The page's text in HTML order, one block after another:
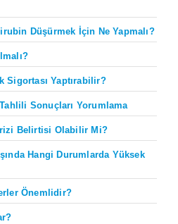
Düşürmek İçin Ne Yapmalı?
Sigortası Yaptırabilir?
Sonuçları Yorumlama
Belirtisi Olabilir Mi?
Hangi Durumlarda Yüksek
Önemlidir?